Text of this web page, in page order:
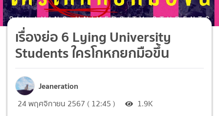
เรื่องย่อ 6 Lying University
Students ใครโกหกยกมือขึ้น
Jeaneration
24 พฤศจิกายน 2567 ( 12:45 ) 1.9K